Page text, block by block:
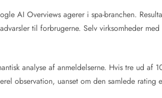
AI Overviews agerer i spa-branchen.
til forbrugerne. Selv virksomheder
analyse af anmeldelserne. Hvis tre ud
observation, uanset om den samlede rating